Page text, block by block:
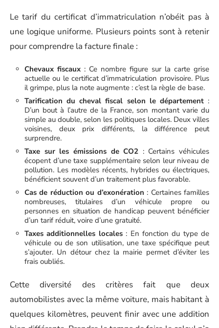
Le tarif du certificat d’immatriculation n’obéit pas à
une logique uniforme. Plusieurs points sont à retenir
pour comprendre la facture finale :
Chevaux fiscaux : Ce nombre figure sur la carte grise
actuelle ou le certificat d’immatriculation provisoire. Plus
il grimpe, plus la note augmente : c’est la règle de base.
Tarification du cheval fiscal selon le département:
D’un bout à l’autre de la France, son montant varie du
simple au double, selon les politiques locales. Deux villes
voisines, deux prix différents, la différence peut
surprendre.
Taxe sur les émissions de CO2 : Certains véhicules
écopent d’une taxe supplémentaire selon leur niveau de
pollution. Les modèles récents, hybrides ou électriques,
bénéficient souvent d’un traitement plus favorable.
Cas de réduction ou d’exonération : Certaines familles
nombreuses, titulaires d’un véhicule propre ou
personnes en situation de handicap peuvent bénéficier
d’un tarif réduit, voire d’une gratuité.
Taxes additionnelles locales: En fonction du type de
véhicule ou de son utilisation, une taxe spécifique peut
s’ajouter. Un détour chez la mairie permet d’éviter les
frais oubliés.
Cette diversité des critères fait que deux
automobilistes avec la même voiture, mais habitant à
quelques kilomètres, peuvent finir avec une addition